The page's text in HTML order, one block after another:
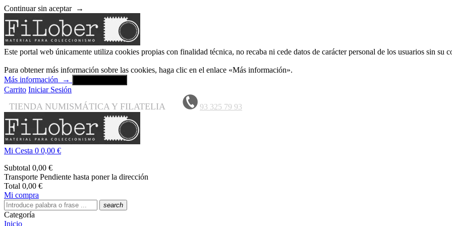
Continuar sin aceptar →
Este portal web únicamente utiliza cookies propias con finalidad técnica, no recaba ni cede datos de carácter personal de los usuarios sin su
Para obtener más información sobre las cookies, haga clic en el enlace «Más información».
Más información
→
Carrito Iniciar Sesión
TIENDA NUMISMÁTICA Y FILATELIA 93 325 79 93
Mi Cesta 0 0,00 €
Subtotal 0,00 €
Transporte Pendiente hasta poner la dirección
Total 0,00 €
Mi compra
search
Categoría
Inicio